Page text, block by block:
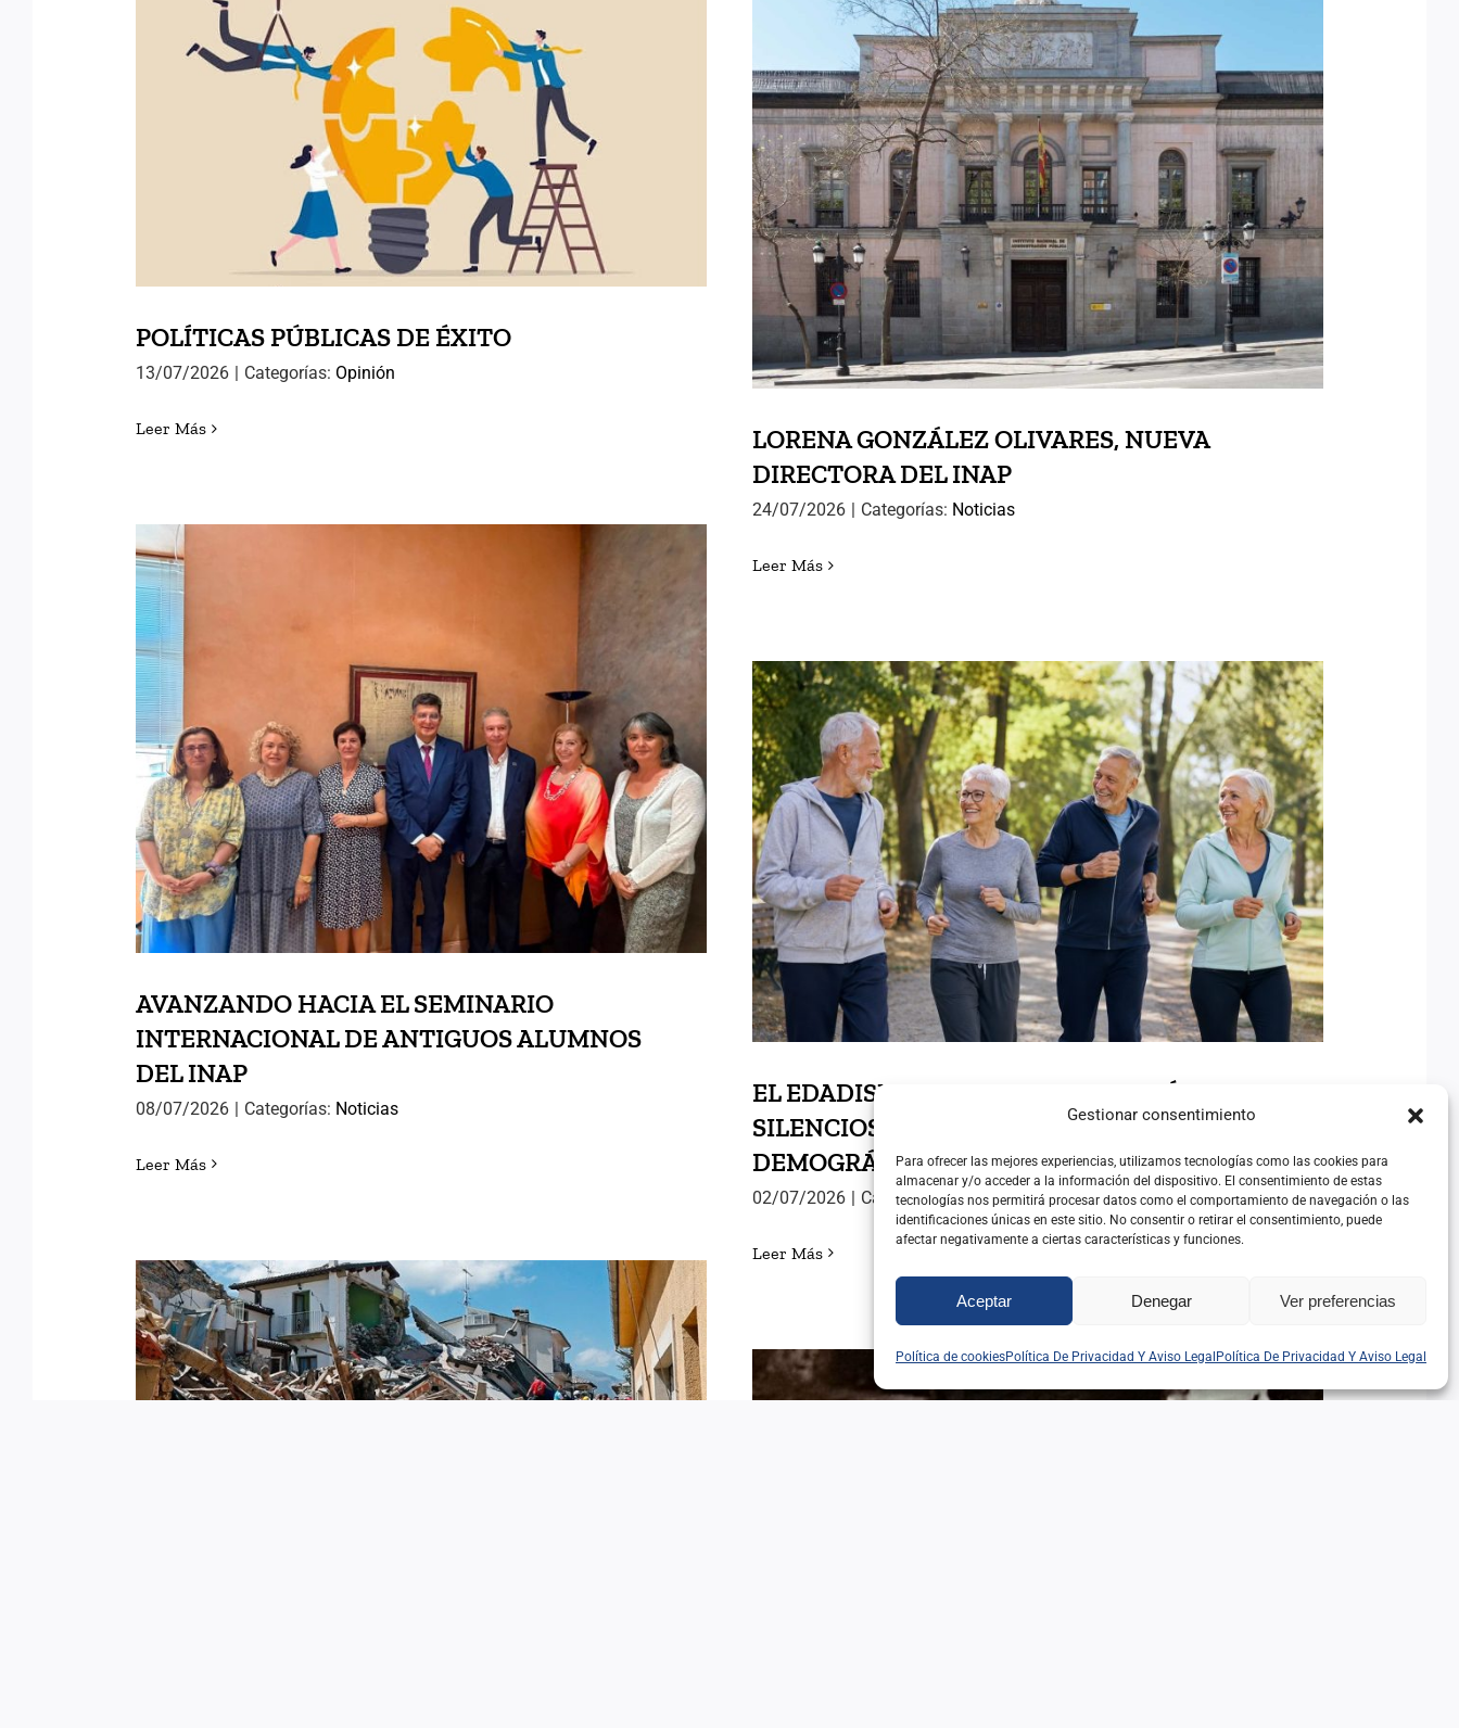
Gestionar consentimiento
Para ofrecer las mejores experiencias, utilizamos tecnologías como las cookies para
almacenar y/o acceder a la información del dispositivo. El consentimiento de estas
tecnologías nos permitirá procesar datos como el comportamiento de navegación o las
identificaciones únicas en este sitio. No consentir o retirar el consentimiento, puede
afectar negativamente a ciertas características y funciones.
Aceptar Denegar Ver preferencias
Política de cookiesPolítica De Privacidad Y Aviso Legal Política De Privacidad Y Aviso Legal
LORENA GONZÁLEZ OLIVARES, NUEVA
DIRECTORA DEL INAP
LORENA GONZÁLEZ OLIVARES, NUEVA
DIRECTORA DEL INAP
24/07/2026 | Categorías: Noticias
Leer Más
POLÍTICAS PÚBLICAS DE ÉXITO
POLÍTICAS PÚBLICAS DE ÉXITO
13/07/2026 Categorías: Opinión
Leer Más
AVANZANDO HACIA EL SEMINARIO
INTERNACIONAL DE ANTIGUOS ALUMNOS
DEL INAP
AVANZANDO HACIA EL SEMINARIO
INTERNACIONAL DE ANTIGUOS ALUMNOS
DEL INAP
08/07/2026 | Categorías: Noticias
Leer Más
EL EDADISMO: UNA DISCRIMINACIÓN
SILENCIOSA ANTE EL DESAFÍO
DEMOGRÁFICO Y SOCIAL
EL EDADISMO: UNA DISCRIMINACIÓN
SILENCIOSA ANTE EL DESAFÍO
DEMOGRÁFICO Y SOCIAL
02/07/2026 | Categorías:Opinión
Leer Más